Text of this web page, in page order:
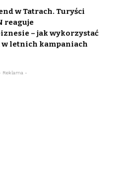
w Tatrach. Turyści
reaguje
– jak wykorzystać
letnich kampaniach
Reklama -